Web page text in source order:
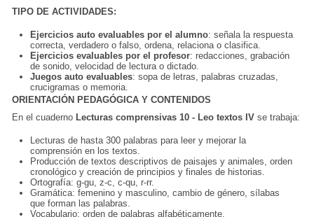
TIPO DE ACTIVIDADES:
Ejercicios auto evaluables por el alumno: señala la respuesta
correcta, verdadero o falso, ordena, relaciona o clasifica.
Ejercicios evaluables por el profesor: redacciones, grabación
de sonido, velocidad de lectura o dictado.
Juegos auto evaluables: sopa de letras, palabras cruzadas,
crucigramas o memoria.
ORIENTACIÓN PEDAGÓGICA Y CONTENIDOS
En el cuaderno Lecturas comprensivas 10 - Leo textos IV se trabaja:
Lecturas de hasta 300 palabras para leer y mejorar la
comprensión en los textos.
Producción de textos descriptivos de paisajes y animales, orden
cronológico y creación de principios y finales de historias.
Ortografía: g-gu, z-c, c-qu, r-rr.
Gramática: femenino y masculino, cambio de género, sílabas
que forman las palabras.
Vocabulario: orden de palabras alfabéticamente.